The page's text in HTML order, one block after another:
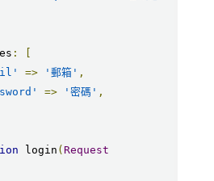
:
=> '郵箱' ,
=> '密碼' ,
login ( Request